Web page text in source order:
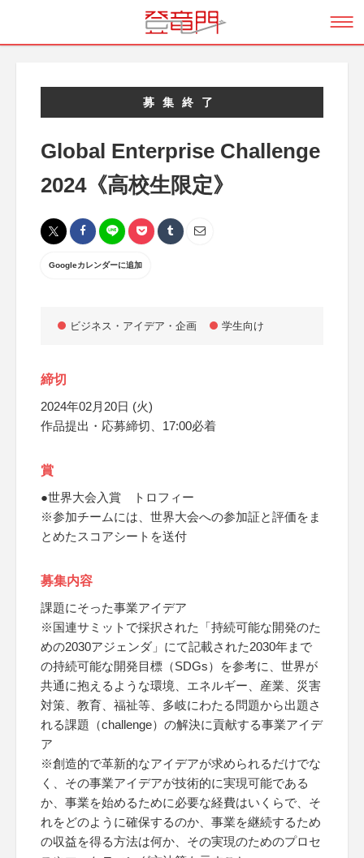
募集終了
Global Enterprise Challenge
2024《高校生限定》
Googleカレンダーに追加
ビジネス・アイデア・企画 学生向け
締切
2024年02月20日 (火)
作品提出・応募締切、17:00必着
賞
●世界大会入賞 トロフィー
※参加チームには、世界大会への参加証と評価をま
とめたスコアシートを送付
募集内容
課題にそった事業アイデア
※国連サミットで採択された「持続可能な開発のた
めの2030アジェンダ」にて記載された2030年まで
の持続可能な開発目標（SDGs）を参考に、世界が
共通に抱えるような環境、エネルギー、産業、災害
対策、教育、福祉等、多岐にわたる問題から出題さ
れる課題（challenge）の解決に貢献する事業アイデ
ア
※創造的で革新的なアイデアが求められるだけでな
く、その事業アイデアが技術的に実現可能である
か、事業を始めるために必要な経費はいくらで、そ
れをどのように確保するのか、事業を継続するため
の収益を得る方法は何か、その実現のためのプロセ